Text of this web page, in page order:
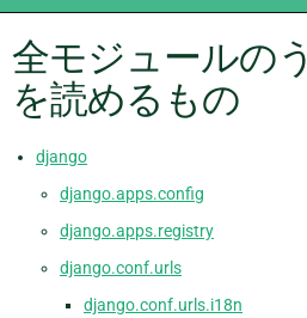
全モジュールの
を読めるもの
django
django.apps.config
django.apps.registry
django.conf.urls
django.conf.urls.i18n